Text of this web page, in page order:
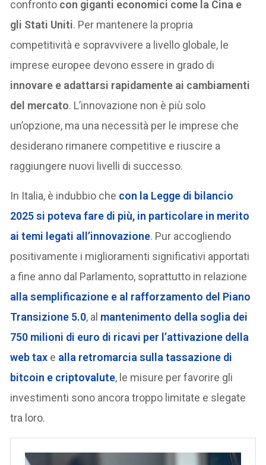
confronto con giganti economici come la Cina e
gli Stati Uniti. Per mantenere la propria
competitività e sopravvivere a livello globale, le
imprese europee devono essere in grado di
innovare e adattarsi rapidamente ai cambiamenti
del mercato. L’innovazione non è più solo
un’opzione, ma una necessità per le imprese che
desiderano rimanere competitive e riuscire a
raggiungere nuovi livelli di successo.
In Italia, è indubbio che con la Legge di bilancio
2025 si poteva fare di più, in particolare in merito
ai temi legati all’innovazione. Pur accogliendo
positivamente i miglioramenti significativi apportati
a fine anno dal Parlamento, soprattutto in relazione
alla semplificazione e al rafforzamento del Piano
Transizione 5.0, al mantenimento della soglia dei
750 milioni di euro di ricavi per l’attivazione della
web tax e alla retromarcia sulla tassazione di
bitcoin e criptovalute, le misure per favorire gli
investimenti sono ancora troppo limitate e slegate
tra loro.